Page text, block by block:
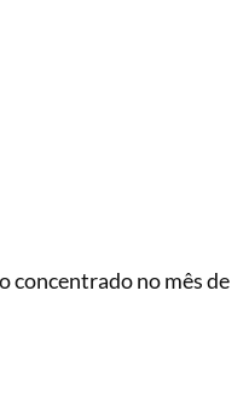
concentrado no mês de